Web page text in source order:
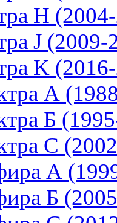
H
J (2009-
K
А
Б
С
А
Б